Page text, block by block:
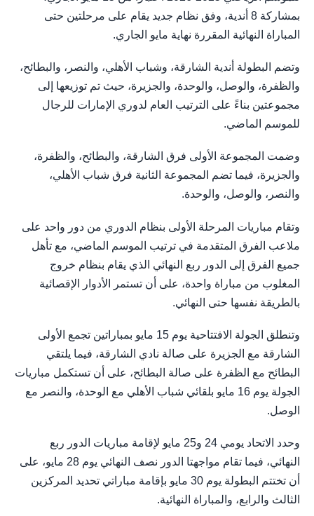
بمشاركة 8 أندية، وفق نظام جديد يقام على مرحلتين حتى
المباراة النهائية المقررة نهاية مايو الجاري.
وتضم البطولة أندية الشارقة، وشباب الأهلي، والنصر، والبطائح،
والظفرة، والوصل، والوحدة، والجزيرة، حيث تم توزيعها إلى
مجموعتين بناءً على الترتيب العام لدوري الإمارات للرجال
للموسم الماضي.
وضمت المجموعة الأولى فرق الشارقة، والبطائح، والظفرة،
والجزيرة، فيما تضم المجموعة الثانية فرق شباب الأهلي،
والنصر، والوصل، والوحدة.
وتقام مباريات المرحلة الأولى بنظام الدوري من دور واحد على
ملاعب الفرق المتقدمة في ترتيب الموسم الماضي، مع تأهل
جميع الفرق إلى الدور ربع النهائي الذي يقام بنظام خروج
المغلوب من مباراة واحدة، على أن تستمر الأدوار الإقصائية
بالطريقة نفسها حتى النهائي.
وتنطلق الجولة الافتتاحية يوم 15 مايو بمباراتين تجمع الأولى
الشارقة مع الجزيرة على صالة نادي الشارقة، فيما يلتقي
البطائح مع الظفرة على صالة البطائح، على أن تستكمل مباريات
الجولة يوم 16 مايو بلقائي شباب الأهلي مع الوحدة، والنصر مع
الوصل.
وحدد الاتحاد يومي 24 و25 مايو لإقامة مباريات الدور ربع
النهائي، فيما تقام مواجهتا الدور نصف النهائي يوم 28 مايو، على
أن تختتم البطولة يوم 30 مايو بإقامة مباراتي تحديد المركزين
الثالث والرابع، والمباراة النهائية.